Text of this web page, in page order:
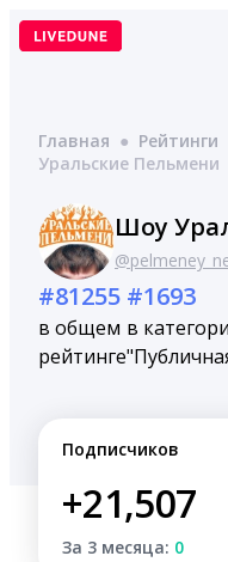
Перейти
Главная ● Рейтинги
Уральские Пельмени
Шоу
#81255
в общем
рейтинге
#1693
в
Подписчиков
+21,507
За 3 месяца: 0